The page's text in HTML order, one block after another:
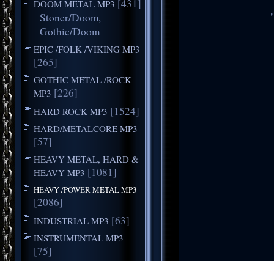
DOOM METAL MP3 [431]
Stoner/Doom,
Gothic/Doom
EPIC /FOLK /VIKING MP3
[265]
GOTHIC METAL /ROCK
MP3 [226]
HARD ROCK MP3 [1524]
HARD/METALCORE MP3
[57]
HEAVY METAL, HARD &
HEAVY MP3 [1081]
HEAVY /POWER METAL MP3
[2086]
INDUSTRIAL MP3 [63]
INSTRUMENTAL MP3
[75]